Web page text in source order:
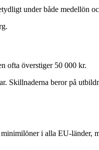
under både medellön
ofta överstiger 50 000 kr.
Skillnaderna beror på
i alla EU-länder,